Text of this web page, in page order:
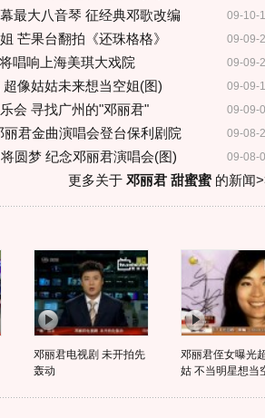
09-10-
最大八音琴 征经典邓歌改编
09-09-
芒果台翻拍《还珠格格》
09-09-
唱响上海美琪大戏院
09-09-
像姑姑未来想当空姐(图)
09-09-
会 寻找广州的"邓丽君"
09-08-
君金曲演唱会登台保利剧院
09-08-
圆梦 纪念邓丽君演唱会(图)
更多关于 邓丽君 甜蜜蜜的新闻
邓丽君电视剧 未开拍先
轰动
邓丽君侄女曝光
姑 不当明星想当